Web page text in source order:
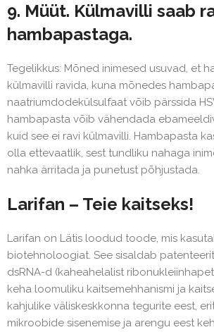
9. Müüt. Külmavilli saab
hambapastaga.
Tegelikkus: Mõned inimesed usuvad, et
külmavilli ravida, kuna mõnedes
naatriumdodekülsulfaat võib pärssida
hambapasta võib vähendada
kuid see ei ravi külmavilli. Hambapasta
olla ettevaatlik, sest tundliku nahaga
nahka ärritada ja punetust põhjustada.
Larifan – Teie kaitseks!
Larifan on Lätis loodud toode, mis
biotehnoloogiat. See sisaldab
dsRNA-d (kaheahelalist
keha loomuliku kaitsemehhanismi ja
kahjulike väliskeskkonna tegurite eest,
mikroobide sisenemise ja arengu eest